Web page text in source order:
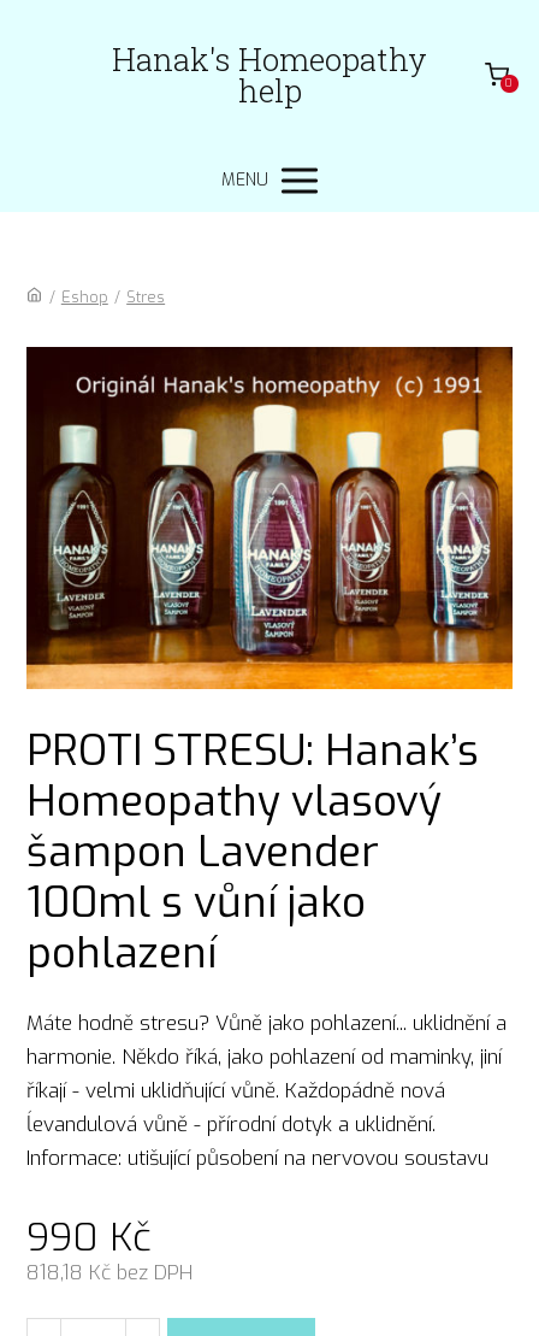
Hanak's Homeopathy
help 0
MENU
/ Eshop / Stres
PROTI STRESU: Hanak’s
Homeopathy vlasový
šampon Lavender
100ml s vůní jako
pohlazení
Máte hodně stresu? Vůně jako pohlazení... uklidnění a
harmonie. Někdo říká, jako pohlazení od maminky, jiní
říkají - velmi uklidňující vůně. Každopádně nová
ĺevandulová vůně - přírodní dotyk a uklidnění.
Informace: utišující působení na nervovou soustavu
990 Kč
818,18 Kč bez DPH